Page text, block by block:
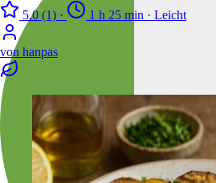
5.0 (1) · 1 h 25 min · Leicht
von hanpas